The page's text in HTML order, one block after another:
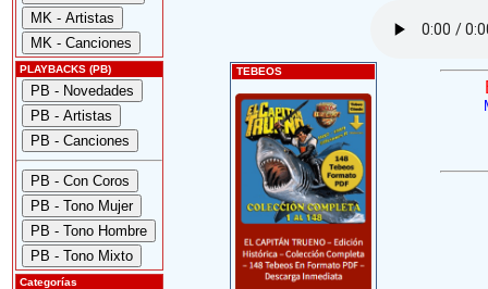
PLAYBACKS (PB)
Categorías
TEBEOS